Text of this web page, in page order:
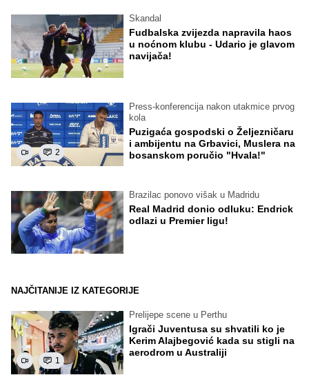
Skandal
Fudbalska zvijezda napravila haos
u noćnom klubu - Udario je glavom
navijača!
2
Press-konferencija nakon utakmice prvog
kola
Puzigaća gospodski o Željezničaru
i ambijentu na Grbavici, Muslera na
bosanskom poručio "Hvala!"
Brazilac ponovo višak u Madridu
Real Madrid donio odluku: Endrick
odlazi u Premier ligu!
NAJČITANIJE IZ KATEGORIJE
1
Prelijepe scene u Perthu
Igrači Juventusa su shvatili ko je
Kerim Alajbegović kada su stigli na
aerodrom u Australiji